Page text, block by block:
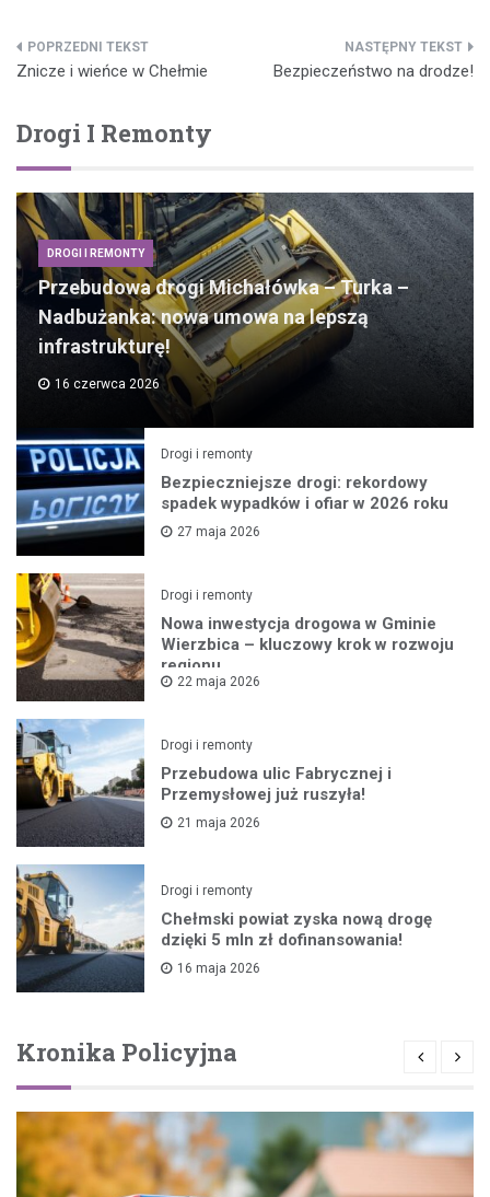
Nawigacja
Znicze i wieńce w Chełmie Bezpieczeństwo na drodze!
Drogi I Remonty
DROGI I REMONTY
Przebudowa drogi Michałówka – Turka –
Nadbużanka: nowa umowa na lepszą
infrastrukturę!
16 czerwca 2026
Drogi i remonty
Bezpieczniejsze drogi: rekordowy
spadek wypadków i ofiar w 2026 roku
27 maja 2026
Drogi i remonty
Nowa inwestycja drogowa w Gminie
Wierzbica – kluczowy krok w rozwoju
regionu
22 maja 2026
Drogi i remonty
Przebudowa ulic Fabrycznej i
Przemysłowej już ruszyła!
21 maja 2026
Drogi i remonty
Chełmski powiat zyska nową drogę
dzięki 5 mln zł dofinansowania!
16 maja 2026
Kronika Policyjna